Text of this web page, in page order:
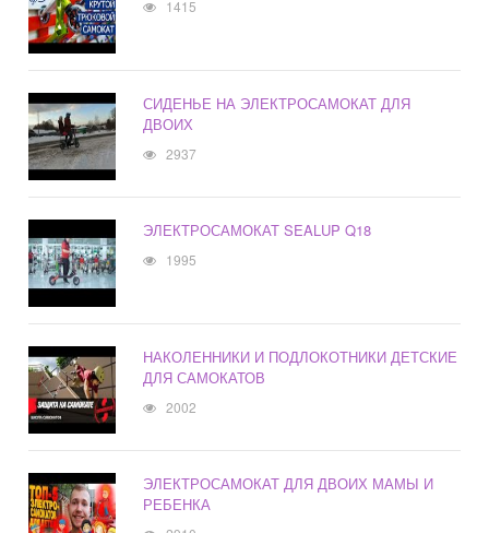
1415
СИДЕНЬЕ НА ЭЛЕКТРОСАМОКАТ ДЛЯ
ДВОИХ
2937
ЭЛЕКТРОСАМОКАТ SEALUP Q18
1995
НАКОЛЕННИКИ И ПОДЛОКОТНИКИ ДЕТСКИЕ
ДЛЯ САМОКАТОВ
2002
ЭЛЕКТРОСАМОКАТ ДЛЯ ДВОИХ МАМЫ И
РЕБЕНКА